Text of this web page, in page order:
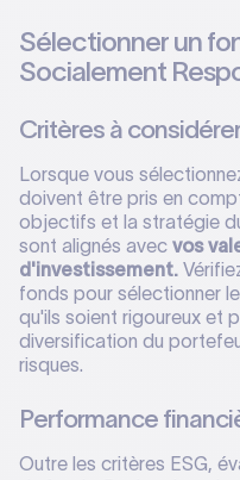
Sélectionner un
Socialement
Critères à considérer
Lorsque vous
doivent être pris en
objectifs et la stratégie
sont alignés avec vos
d'investissement.
fonds pour sélectionner
qu'ils soient rigoureux et
diversification du
risques.
Performance
Outre les critères ESG,